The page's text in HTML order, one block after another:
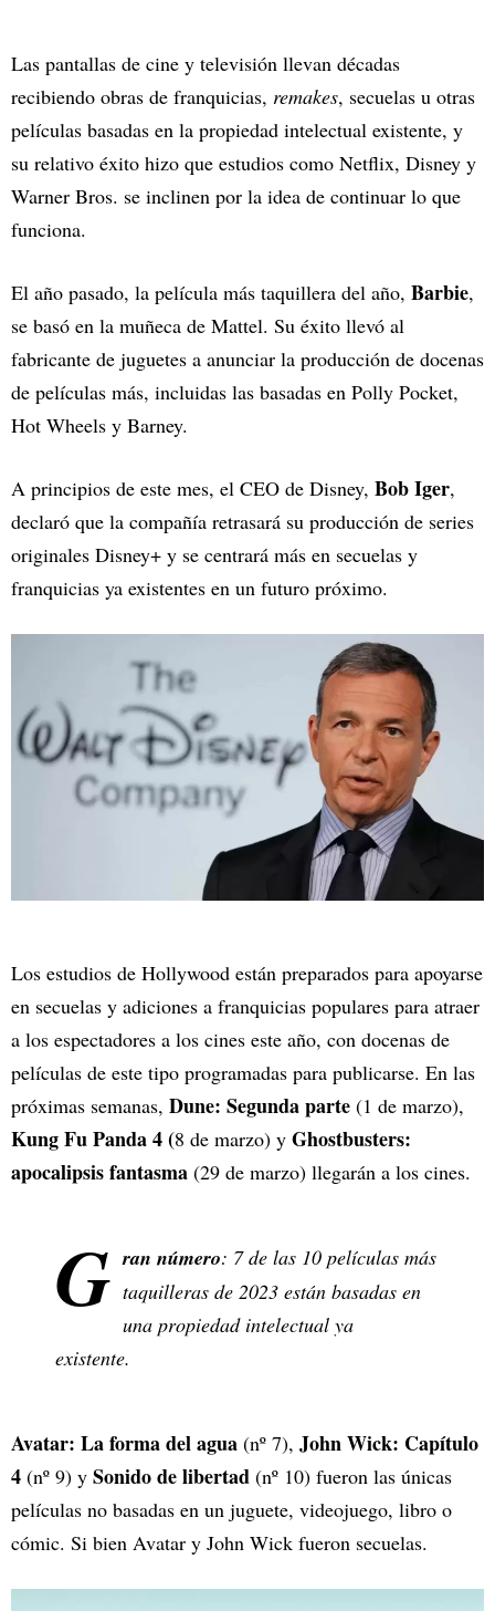
Las pantallas de cine y televisión llevan décadas
recibiendo obras de franquicias, remakes, secuelas u otras
películas basadas en la propiedad intelectual existente, y
su relativo éxito hizo que estudios como Netflix, Disney y
Warner Bros. se inclinen por la idea de continuar lo que
funciona.
El año pasado, la película más taquillera del año, Barbie,
se basó en la muñeca de Mattel. Su éxito llevó al
fabricante de juguetes a anunciar la producción de docenas
de películas más, incluidas las basadas en Polly Pocket,
Hot Wheels y Barney.
A principios de este mes, el CEO de Disney, Bob Iger,
declaró que la compañía retrasará su producción de series
originales Disney+ y se centrará más en secuelas y
franquicias ya existentes en un futuro próximo.
Los estudios de Hollywood están preparados para apoyarse
en secuelas y adiciones a franquicias populares para atraer
a los espectadores a los cines este año, con docenas de
películas de este tipo programadas para publicarse. En las
próximas semanas, Dune: Segunda parte (1 de marzo),
Kung Fu Panda 4 (8 de marzo) y Ghostbusters:
apocalipsis fantasma (29 de marzo) llegarán a los cines.
G ran número: 7 de las 10 películas más
taquilleras de 2023 están basadas en
una propiedad intelectual ya
existente.
Avatar: La forma del agua (nº 7), John Wick: Capítulo
4 (nº 9) y Sonido de libertad (nº 10) fueron las únicas
películas no basadas en un juguete, videojuego, libro o
cómic. Si bien Avatar y John Wick fueron secuelas.